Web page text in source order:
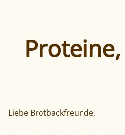
Liebe Brotbackfreunde,